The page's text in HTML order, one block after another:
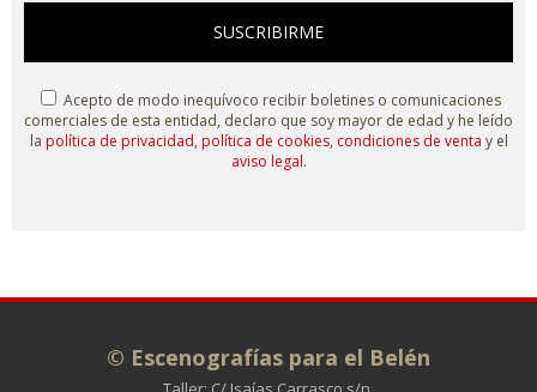
SUSCRIBIRME
Acepto de modo inequívoco recibir boletines o comunicaciones
comerciales de esta entidad, declaro que soy mayor de edad y he leído
la política de privacidad, política de cookies, condiciones de venta y el
aviso legal.
© Escenografías para el Belén